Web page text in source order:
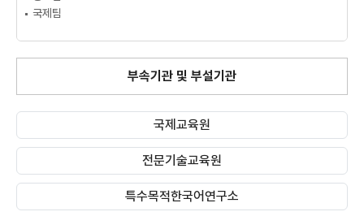
국제팀
부속기관 및 부설기관
국제교육원
전문기술교육원
특수목적한국어연구소